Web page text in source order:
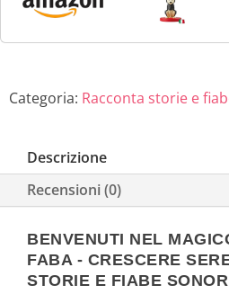
Giocattolo con Contenuto
Categoria: Racconta storie e
Descrizione
Recensioni (0)
BENVENUTI NEL
FABA - CRESCERE
STORIE E FIABE